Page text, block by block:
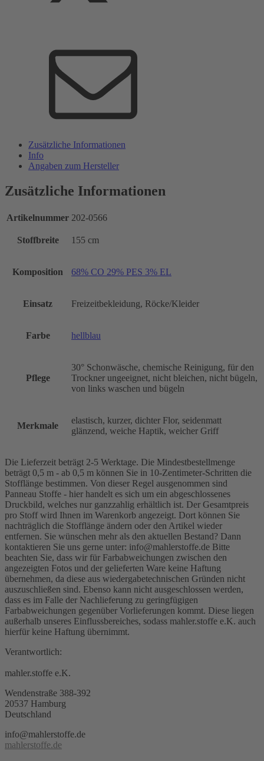
Zusätzliche Informationen
Info
Angaben zum Hersteller
Zusätzliche Informationen
Artikelnummer 202-0566
Stoffbreite 155 cm
Komposition 68% CO 29% PES 3% EL
Einsatz Freizeitbekleidung, Röcke/Kleider
Farbe hellblau
Pflege
30° Schonwäsche, chemische Reinigung, für den
Trockner ungeeignet, nicht bleichen, nicht bügeln,
von links waschen und bügeln
Merkmale
elastisch, kurzer, dichter Flor, seidenmatt
glänzend, weiche Haptik, weicher Griff
Die Lieferzeit beträgt 2-5 Werktage. Die Mindestbestellmenge
beträgt 0,5 m - ab 0,5 m können Sie in 10-Zentimeter-Schritten die
Stofflänge bestimmen. Von dieser Regel ausgenommen sind
Panneau Stoffe - hier handelt es sich um ein abgeschlossenes
Druckbild, welches nur ganzzahlig erhältlich ist. Der Gesamtpreis
pro Stoff wird Ihnen im Warenkorb angezeigt. Dort können Sie
nachträglich die Stofflänge ändern oder den Artikel wieder
entfernen. Sie wünschen mehr als den aktuellen Bestand? Dann
kontaktieren Sie uns gerne unter: info@mahlerstoffe.de Bitte
beachten Sie, dass wir für Farbabweichungen zwischen den
angezeigten Fotos und der gelieferten Ware keine Haftung
übernehmen, da diese aus wiedergabetechnischen Gründen nicht
auszuschließen sind. Ebenso kann nicht ausgeschlossen werden,
dass es im Falle der Nachlieferung zu geringfügigen
Farbabweichungen gegenüber Vorlieferungen kommt. Diese liegen
außerhalb unseres Einflussbereiches, sodass mahler.stoffe e.K. auch
hierfür keine Haftung übernimmt.
Verantwortlich:
mahler.stoffe e.K.
Wendenstraße 388-392
20537 Hamburg
Deutschland
info@mahlerstoffe.de
mahlerstoffe.de